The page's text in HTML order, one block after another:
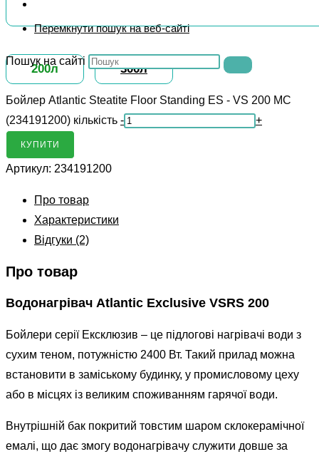
Перемкнути пошук на веб-сайті
Пошук на сайті
200л 300л
Бойлер Atlantic Steatite Floor Standing ES - VS 200 MC
(234191200) кількість - +
КУПИТИ
Артикул: 234191200
Про товар
Характеристики
Відгуки (2)
Про товар
Водонагрівач Atlantic Exclusive VSRS 200
Бойлери серії Ексклюзив – це підлогові нагрівачі води з
сухим теном, потужністю 2400 Вт. Такий прилад можна
встановити в заміському будинку, у промисловому цеху
або в місцях із великим споживанням гарячої води.
Внутрішній бак покритий товстим шаром склокерамічної
емалі, що дає змогу водонагрівачу служити довше за